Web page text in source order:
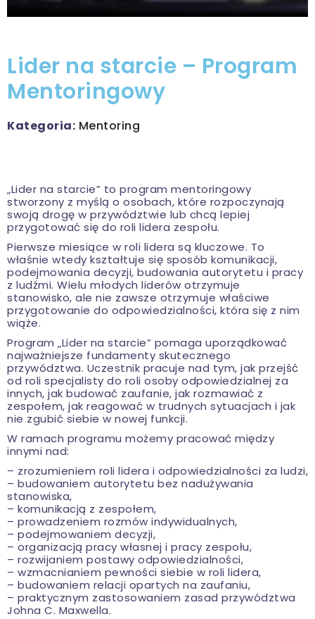
Lider na starcie – Program
Mentoringowy
Kategoria: Mentoring
„Lider na starcie” to program mentoringowy
stworzony z myślą o osobach, które rozpoczynają
swoją drogę w przywództwie lub chcą lepiej
przygotować się do roli lidera zespołu.
Pierwsze miesiące w roli lidera są kluczowe. To
właśnie wtedy kształtuje się sposób komunikacji,
podejmowania decyzji, budowania autorytetu i pracy
z ludźmi. Wielu młodych liderów otrzymuje
stanowisko, ale nie zawsze otrzymuje właściwe
przygotowanie do odpowiedzialności, która się z nim
wiąże.
Program „Lider na starcie” pomaga uporządkować
najważniejsze fundamenty skutecznego
przywództwa. Uczestnik pracuje nad tym, jak przejść
od roli specjalisty do roli osoby odpowiedzialnej za
innych, jak budować zaufanie, jak rozmawiać z
zespołem, jak reagować w trudnych sytuacjach i jak
nie zgubić siebie w nowej funkcji.
W ramach programu możemy pracować między
innymi nad:
– zrozumieniem roli lidera i odpowiedzialności za ludzi,
– budowaniem autorytetu bez nadużywania
stanowiska,
– komunikacją z zespołem,
– prowadzeniem rozmów indywidualnych,
– podejmowaniem decyzji,
– organizacją pracy własnej i pracy zespołu,
– rozwijaniem postawy odpowiedzialności,
– wzmacnianiem pewności siebie w roli lidera,
– budowaniem relacji opartych na zaufaniu,
– praktycznym zastosowaniem zasad przywództwa
Johna C. Maxwella.